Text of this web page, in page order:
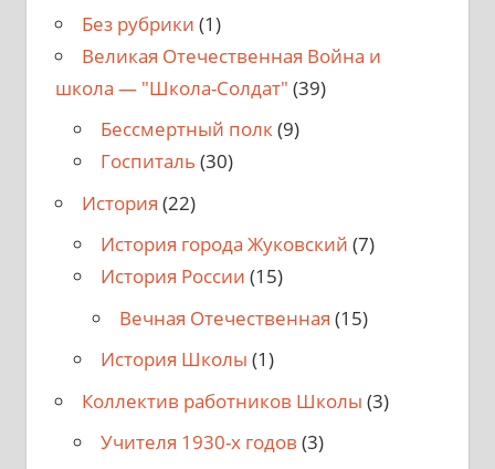
Без рубрики (1)
Великая Отечественная Война и
школа — "Школа-Солдат" (39)
Бессмертный полк(9)
Госпиталь (30)
История (22)
История города Жуковский (7)
История России (15)
Вечная Отечественная (15)
История Школы (1)
Коллектив работников Школы (3)
Учителя 1930-х годов (3)